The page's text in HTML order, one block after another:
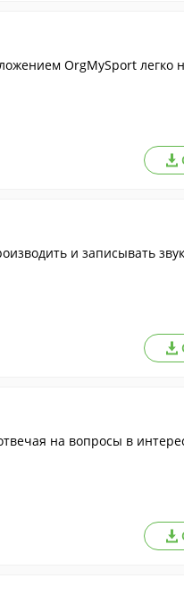
OrgMySport легко
и записывать
на вопросы в